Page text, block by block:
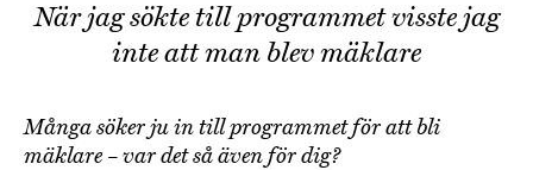
När jag sökte till programmet visste jag
inte att man blev mäklare
Många söker ju in till programmet för att bli
mäklare – var det så även för dig?